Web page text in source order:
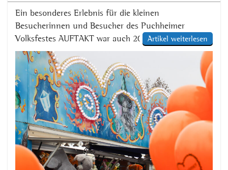
Ein besonderes Erlebnis für die kleinen
Besucherinnen und Besucher des Puchheimer
Volksfestes AUFTAKT war auch 2026 erneut der
traditionelle Ballonflug-Wettbewerb. Am Kindertag
ließen die Kinder viele orangefarbene, biologisch
abbaubare Luftballons in den Himmel steigen – in
der Hoffnung, dass diese möglichst große Distanzen
zurücklegen und die beigefügten Karten ihren Weg
zurück nach Puchheim finden. Den […]
Artikel weiterlesen